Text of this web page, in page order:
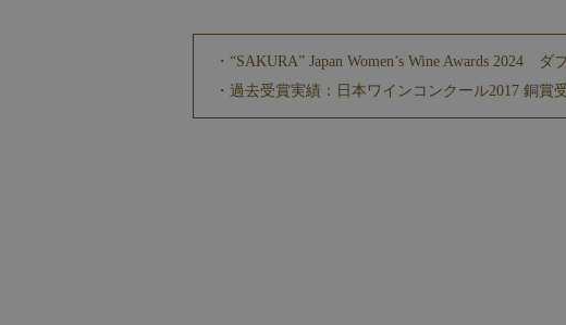
“SAKURA” Japan Women’s Wine Awards 2024 ダ
過去受賞実績：日本ワインコンクール2017 銅賞